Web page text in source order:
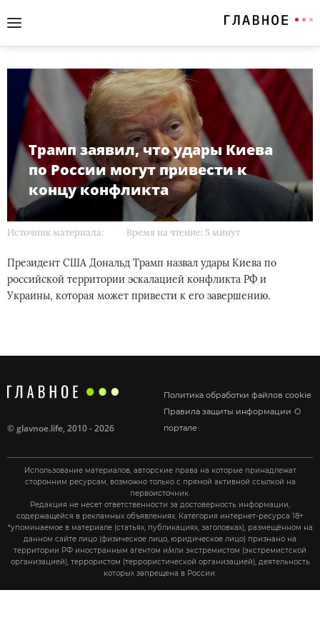
Трамп заявил, что удары Киева
по России могут привести к
концу конфликта
Источник материала: Время на чтение: 5 минут
Президент США Дональд Трамп назвал удары Киева по
российской территории эскалацией конфликта РФ и
Украины, которая может привести к его завершению.
Политика обработки файлов cookie
Правила защиты информации О
портале
©glavnoe.life, 2010 - 2026
Использование материалов, авторские права на которые принадлежат
сторонним ресурсам, возможно только с прямой активной ссылкой на
первоисточник.
Редакция не несет ответственности за достоверность информации,
содержащейся в рекламных объявлениях. Категория интернет-ресурса 18+
*упоминаемое в материале (статьях, публикациях, заголовках), размещённом на
данном сайте лицо (физическое лицо, юридическое лицо) признано на
территории РФ иностранным агентом и/или экстремистом (экстремистской
организацией), террористом (террористической организацией), деятельность
которых запрещена в России.